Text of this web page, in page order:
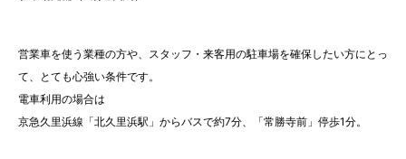
営業車を使う業種の方や、スタッフ・来客用の駐車場を確保したい方にとっ
て、とても心強い条件です。
電車利用の場合は
京急久里浜線「北久里浜駅」からバスで約7分、「常勝寺前」停歩1分。